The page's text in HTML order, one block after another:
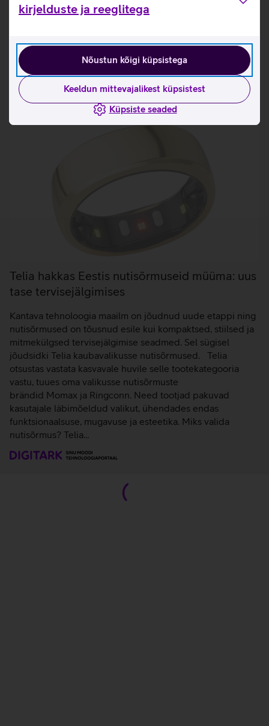
kirjelduste ja reeglitega
Nõustun kõigi küpsistega
Keeldun mittevajalikest küpsistest
Küpsiste seaded
Tutvu nutisõrmuse RingConn Gen 2 omaduste ja
kasutusviisidega tootja kodulehel
Seotud artiklid ja videod
Telia hakkas Eestis nutisõrmuseid müüma: uus
tase tervisejälgimises
Kantava tehnoloogia maailm on jõudnud uude etappi ning
nutisõrmused on tõusnud esile kui kompaktsed, stiilsed ja
mitmekülgsed tervisejälgimise seadmed. Sel sügisel
jõudsidki Telia kaubavalikusse nutisõrmused. Telia
otsustas vastata kasvavale huvile selle tootekategooria
vastu, tuues oma valikusse nutisõrmuste
brändid Momax ja Ringconn. Need tootjad pakuvad
kasutajale läbimõeldud valikut, ühendades endas
funktsionaalsuse, mugavuse ja esteetika. Miks valida
nutisõrmus? Telia…